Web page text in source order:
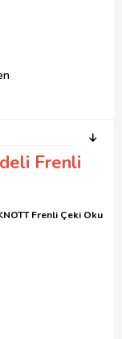
Frenli
Frenli Çeki Oku